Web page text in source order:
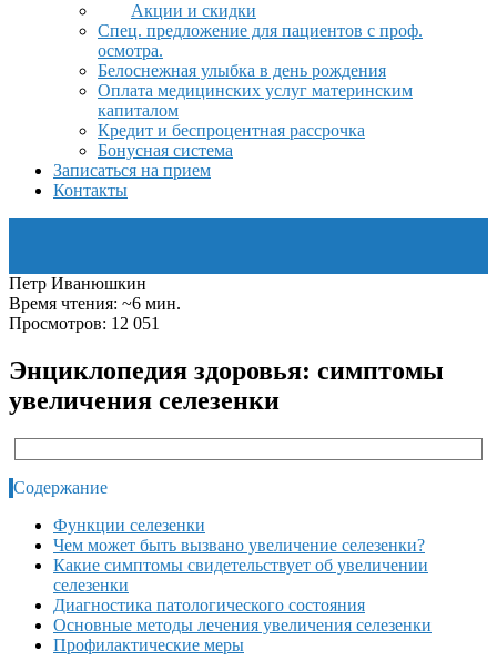
Акции и скидки
Спец. предложение для пациентов с проф.
осмотра.
Белоснежная улыбка в день рождения
Оплата медицинских услуг материнским
капиталом
Кредит и беспроцентная рассрочка
Бонусная система
Записаться на прием
Контакты
Петр Иванюшкин
Время чтения: ~6 мин.
Просмотров: 12 051
Энциклопедия здоровья: симптомы
увеличения селезенки
Содержание
Функции селезенки
Чем может быть вызвано увеличение селезенки?
Какие симптомы свидетельствует об увеличении
селезенки
Диагностика патологического состояния
Основные методы лечения увеличения селезенки
Профилактические меры